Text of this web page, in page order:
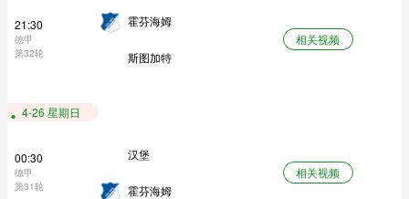
21:30
德甲
第32轮
霍芬海姆
斯图加特
相关视频
4-26 星期日
00:30
德甲
第31轮
汉堡
霍芬海姆
相关视频